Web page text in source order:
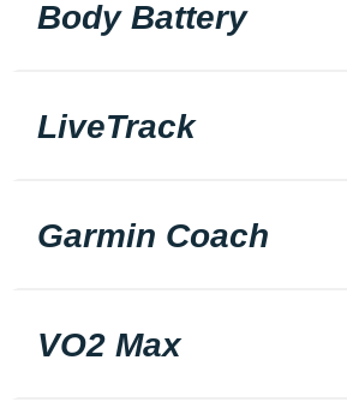
Body Battery
LiveTrack
Garmin Coach
VO2 Max